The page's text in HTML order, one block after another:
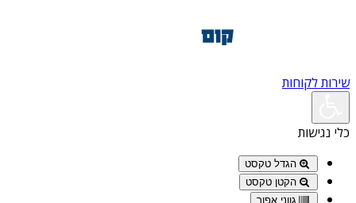
שירות לקוחות
כלי נגישות
הגדל טקסט
הקטן טקסט
גווני אפור